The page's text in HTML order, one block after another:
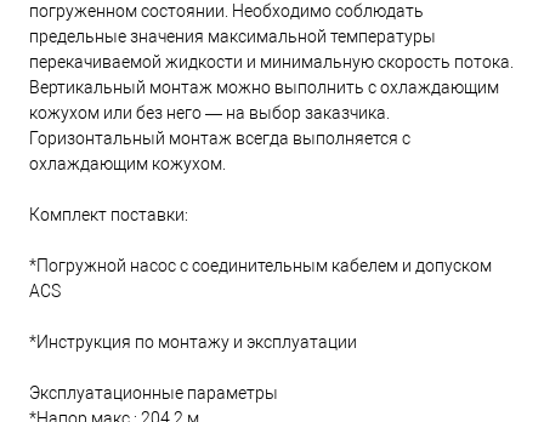
погруженном состоянии. Необходимо соблюдать
предельные значения максимальной температуры
перекачиваемой жидкости и минимальную скорость потока.
Вертикальный монтаж можно выполнить с охлаждающим
кожухом или без него — на выбор заказчика.
Горизонтальный монтаж всегда выполняется с
охлаждающим кожухом.
Комплект поставки:
*Погружной насос с соединительным кабелем и допуском
ACS
*Инструкция по монтажу и эксплуатации
Эксплуатационные параметры